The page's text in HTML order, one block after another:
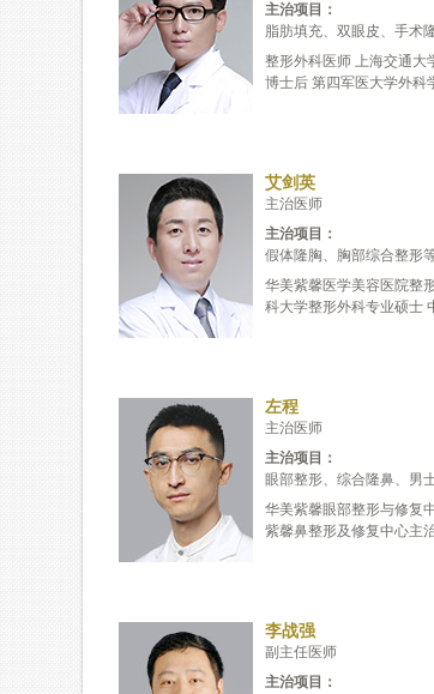
主治项目：
脂肪填充、双眼皮、手术
整形外科医师 上海交通大
博士后 第四军医大学外科
艾剑英
主治医师
主治项目：
假体隆胸、胸部综合整形
华美紫馨医学美容医院整
科大学整形外科专业硕士
左程
主治医师
主治项目：
眼部整形、综合隆鼻、男
华美紫馨眼部整形与修复
紫馨鼻整形及修复中心主
李战强
副主任医师
主治项目：